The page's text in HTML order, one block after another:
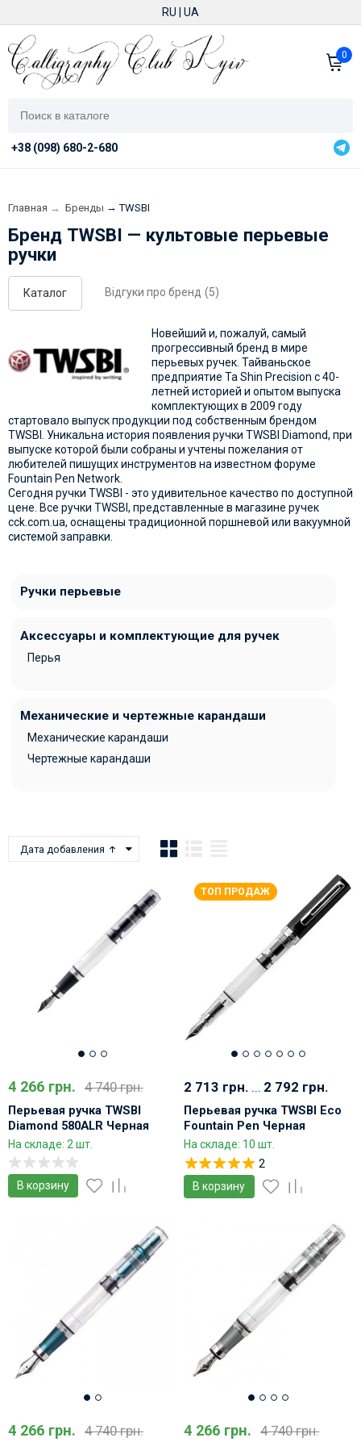
RU UA
0
+38 (098) 680-2-680
Главная → Бренды → TWSBI
Бренд TWSBI — культовые перьевые
ручки
Каталог Відгуки про бренд (5)
Новейший и, пожалуй, самый
прогрессивный бренд в мире
перьевых ручек. Тайваньское
предприятие Ta Shin Precision с 40-
летней историей и опытом выпуска
комплектующих в 2009 году
стартовало выпуск продукции под собственным брендом
TWSBI. Уникальна история появления ручки TWSBI Diamond, при
выпуске которой были собраны и учтены пожелания от
любителей пишущих инструментов на известном форуме
Fountain Pen Network.
Сегодня ручки TWSBI - это удивительное качество по доступной
цене. Все ручки TWSBI, представленные в магазине ручек
cck.com.ua, оснащены традиционной поршневой или вакуумной
системой заправки.
Ручки перьевые
Аксессуары и комплектующие для ручек
Перья
Механические и чертежные карандаши
Механические карандаши
Чертежные карандаши
Дата добавления
4 266 грн. 4 740 грн.
Перьевая ручка TWSBI
Diamond 580ALR Черная
На складе: 2 шт.
В корзину
ТОП ПРОДАЖ
2 713 грн. ... 2 792 грн.
Перьевая ручка TWSBI Eco
Fountain Pen Черная
демонстратор со
встроенное поршневой
заправкой
На складе: 10 шт.
2
В корзину
4 266 грн. 4 740 грн. 4 266 грн. 4 740 грн.